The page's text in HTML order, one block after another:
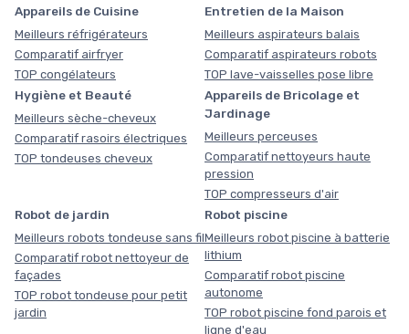
Appareils de Cuisine
Meilleurs réfrigérateurs
Comparatif airfryer
TOP congélateurs
Entretien de la Maison
Meilleurs aspirateurs balais
Comparatif aspirateurs robots
TOP lave-vaisselles pose libre
Hygiène et Beauté
Meilleurs sèche-cheveux
Comparatif rasoirs électriques
TOP tondeuses cheveux
Appareils de Bricolage et
Jardinage
Meilleurs perceuses
Comparatif nettoyeurs haute
pression
TOP compresseurs d'air
Robot de jardin
Meilleurs robots tondeuse sans fil
Comparatif robot nettoyeur de
façades
TOP robot tondeuse pour petit
jardin
Robot piscine
Meilleurs robot piscine à batterie
lithium
Comparatif robot piscine
autonome
TOP robot piscine fond parois et
ligne d'eau